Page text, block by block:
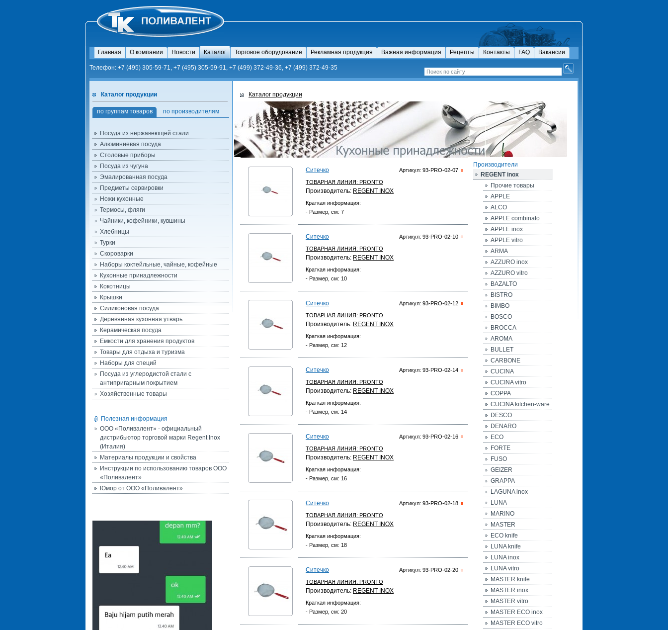
Главная О компании Новости Каталог Торговое оборудование Рекламная продукция Важная информация Рецепты Контакты FAQ Вакансии
Телефон: +7 (495) 305-59-71, +7 (495) 305-59-91, +7 (499) 372-49-36, +7 (499) 372-49-35
Каталог продукции
по группам товаров по производителям
Посуда из нержавеющей стали
Алюминиевая посуда
Столовые приборы
Посуда из чугуна
Эмалированная посуда
Предметы сервировки
Ножи кухонные
Термосы, фляги
Чайники, кофейники, кувшины
Хлебницы
Турки
Скороварки
Наборы коктейльные, чайные, кофейные
Кухонные принадлежности
Кокотницы
Крышки
Силиконовая посуда
Деревянная кухонная утварь
Керамическая посуда
Емкости для хранения продуктов
Товары для отдыха и туризма
Наборы для специй
Посуда из углеродистой стали с
антипригарным покрытием
Хозяйственные товары
Полезная информация
ООО «Поливалент» - официальный
дистрибьютор торговой марки Regent Inox
(Италия)
Материалы продукции и свойства
Инструкции по использованию товаров ООО
«Поливалент»
Юмор от ООО «Поливалент»
Каталог продукции
Артикул: 93-PRO-02-07
Ситечко
ТОВАРНАЯ ЛИНИЯ: PRONTO
Производитель: REGENT INOX
Краткая информация:
- Размер, см: 7
Артикул: 93-PRO-02-10
Ситечко
ТОВАРНАЯ ЛИНИЯ: PRONTO
Производитель: REGENT INOX
Краткая информация:
- Размер, см: 10
Артикул: 93-PRO-02-12
Ситечко
ТОВАРНАЯ ЛИНИЯ: PRONTO
Производитель: REGENT INOX
Краткая информация:
- Размер, см: 12
Артикул: 93-PRO-02-14
Ситечко
ТОВАРНАЯ ЛИНИЯ: PRONTO
Производитель: REGENT INOX
Краткая информация:
- Размер, см: 14
Артикул: 93-PRO-02-16
Ситечко
ТОВАРНАЯ ЛИНИЯ: PRONTO
Производитель: REGENT INOX
Краткая информация:
- Размер, см: 16
Артикул: 93-PRO-02-18
Ситечко
ТОВАРНАЯ ЛИНИЯ: PRONTO
Производитель: REGENT INOX
Краткая информация:
- Размер, см: 18
Артикул: 93-PRO-02-20
Ситечко
ТОВАРНАЯ ЛИНИЯ: PRONTO
Производитель: REGENT INOX
Краткая информация:
- Размер, см: 20
Производители
REGENT inox
Прочие товары
APPLE
ALCO
APPLE combinato
APPLE inox
APPLE vitro
ARMA
AZZURO inox
AZZURO vitro
BAZALTO
BISTRO
BIMBO
BOSCO
BROCCA
AROMA
BULLET
CARBONE
CUCINA
CUCINA vitro
COPPA
CUCINA kitchen-ware
DESCO
DENARO
ECO
FORTE
FUSO
GEIZER
GRAPPA
LAGUNA inox
LUNA
MARINO
MASTER
ECO knife
LUNA knife
LUNA inox
LUNA vitro
MASTER knife
MASTER inox
MASTER vitro
MASTER ECO inox
MASTER ECO vitro